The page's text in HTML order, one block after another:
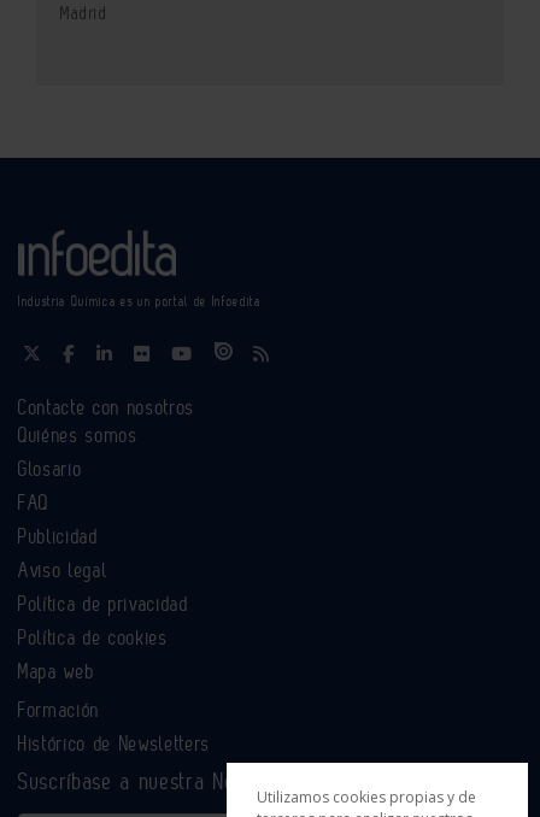
Madrid
Industria Química es un portal de Infoedita
Contacte con nosotros
Quiénes somos
Glosario
FAQ
Publicidad
Aviso legal
Política de privacidad
Política de cookies
Mapa web
Formación
Histórico de Newsletters
Suscríbase a nuestra Newsletter
Utilizamos cookies propias y de